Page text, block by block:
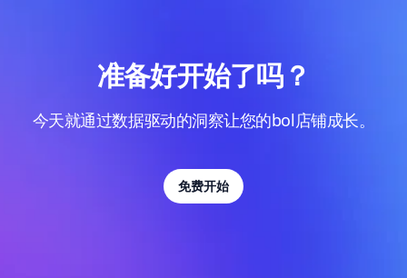
准备好开始了吗？
今天就通过数据驱动的洞察让您的bol店铺成长。
免费开始